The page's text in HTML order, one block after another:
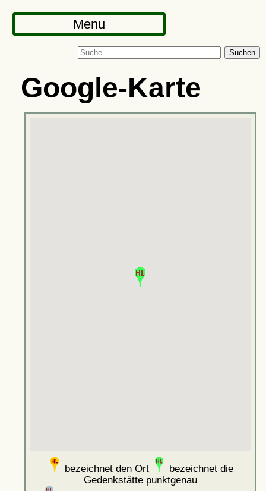
Menu
Suchen
Google-Karte
bezeichnet den Ort
bezeichnet die
Gedenkstätte punktgenau